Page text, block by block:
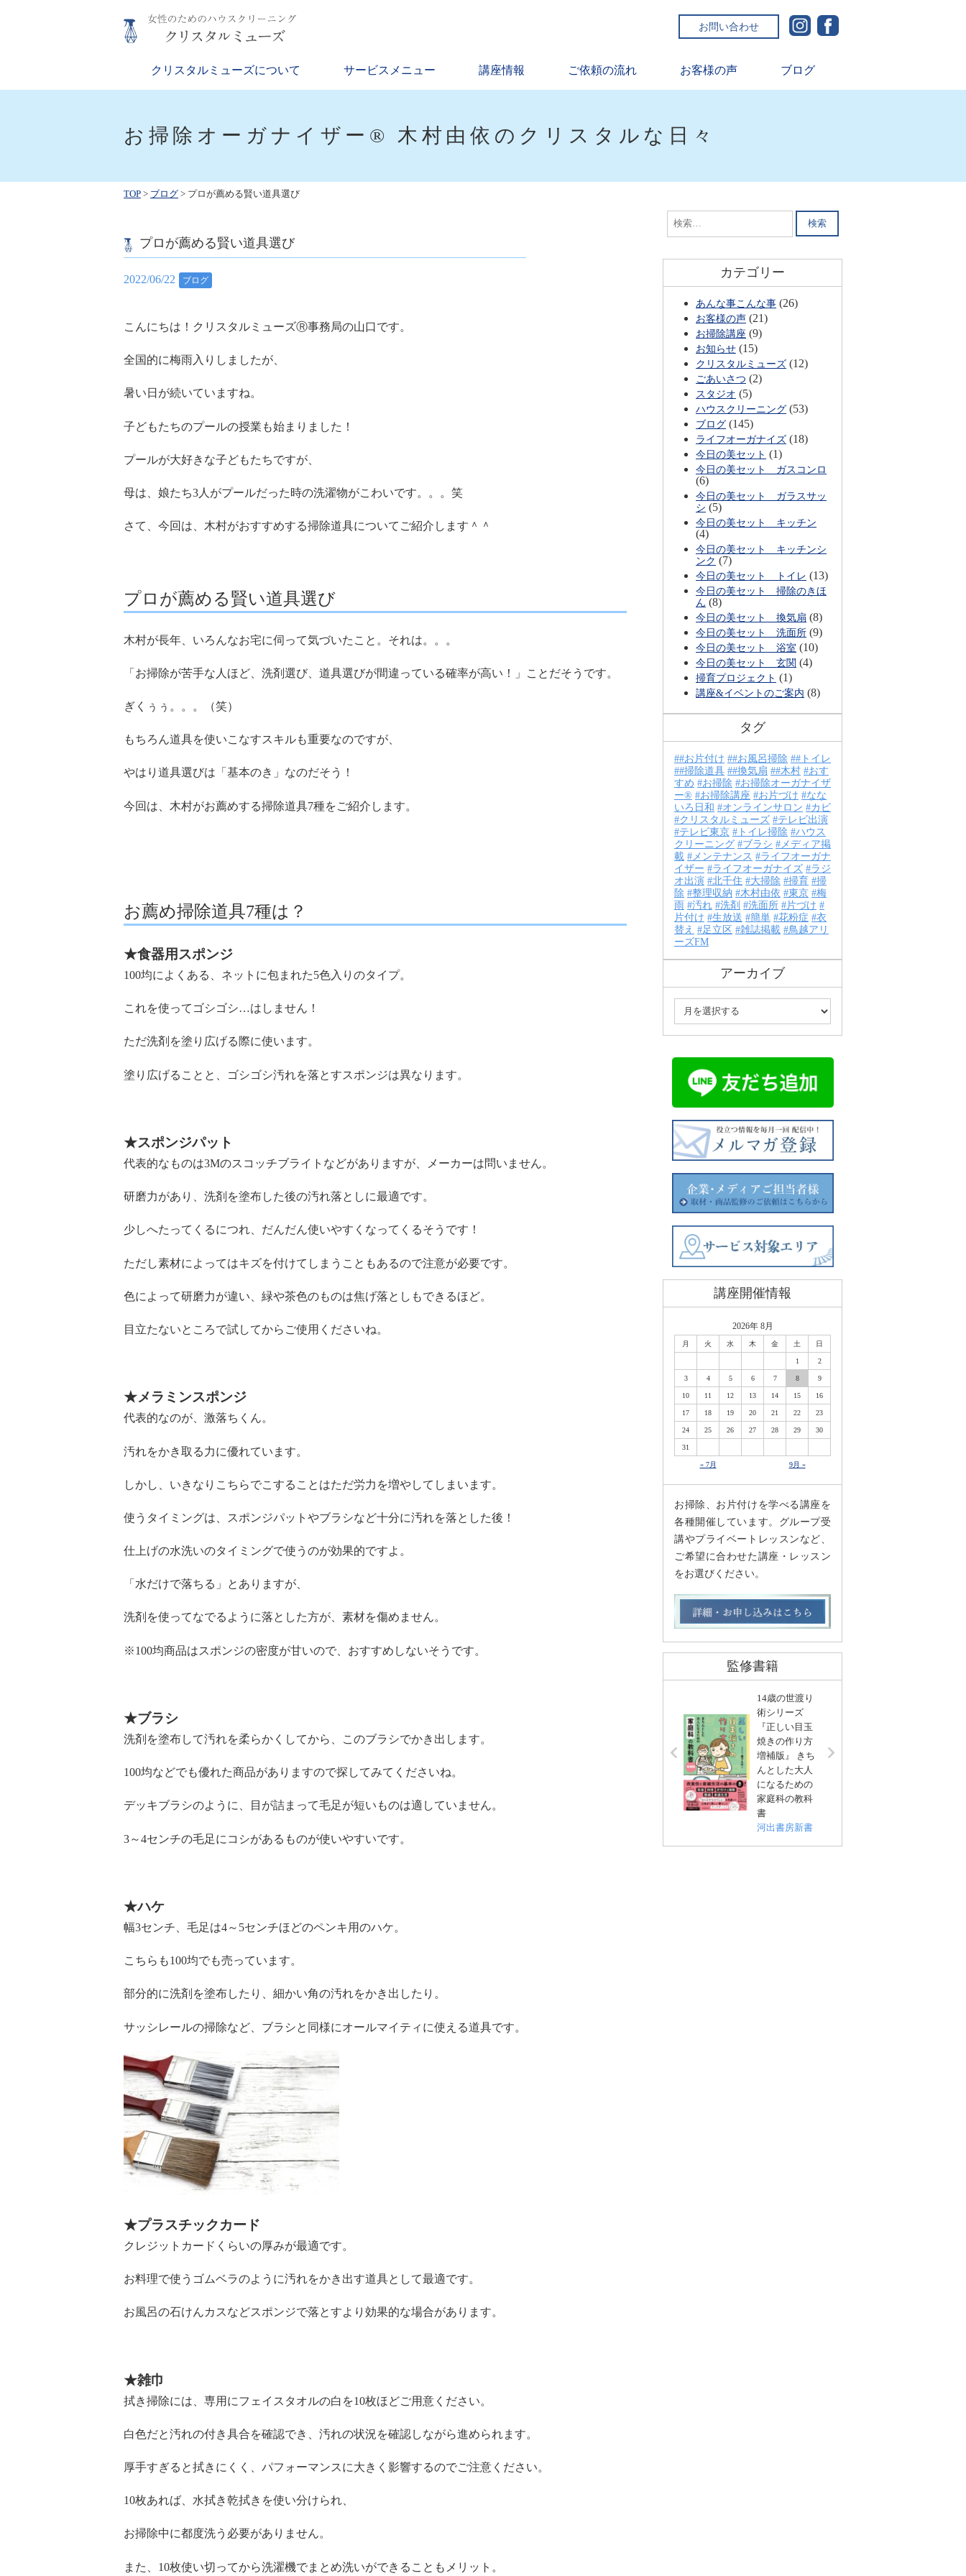
お問い合わせ
クリスタルミューズについて サービスメニュー 講座情報 ご依頼の流れ お客様の声 ブログ
お掃除オーガナイザー® 木村由依のクリスタルな日々
TOP > ブログ > プロが薦める賢い道具選び
プロが薦める賢い道具選び
2022/06/22 ブログ
こんにちは！クリスタルミューズⓇ事務局の山口です。
全国的に梅雨入りしましたが、
暑い日が続いていますね。
子どもたちのプールの授業も始まりました！
プールが大好きな子どもたちですが、
母は、娘たち3人がプールだった時の洗濯物がこわいです。。。笑
さて、今回は、木村がおすすめする掃除道具についてご紹介します＾＾
プロが薦める賢い道具選び
木村が長年、いろんなお宅に伺って気づいたこと。それは。。。
「お掃除が苦手な人ほど、洗剤選び、道具選びが間違っている確率が高い！」ことだそうです。
ぎくぅぅ。。。（笑）
もちろん道具を使いこなすスキルも重要なのですが、
やはり道具選びは「基本のき」なのだそう！
今回は、木村がお薦めする掃除道具7種をご紹介します。
お薦め掃除道具7種は？
★食器用スポンジ
100均によくある、ネットに包まれた5色入りのタイプ。
これを使ってゴシゴシ…はしません！
ただ洗剤を塗り広げる際に使います。
塗り広げることと、ゴシゴシ汚れを落とすスポンジは異なります。
★スポンジパット
代表的なものは3Mのスコッチブライトなどがありますが、メーカーは問いません。
研磨力があり、洗剤を塗布した後の汚れ落としに最適です。
少しへたってくるにつれ、だんだん使いやすくなってくるそうです！
ただし素材によってはキズを付けてしまうこともあるので注意が必要です。
色によって研磨力が違い、緑や茶色のものは焦げ落としもできるほど。
目立たないところで試してからご使用くださいね。
★メラミンスポンジ
代表的なのが、激落ちくん。
汚れをかき取る力に優れています。
しかし、いきなりこちらでこすることはただ労力を増やしてしまいます。
使うタイミングは、スポンジパットやブラシなど十分に汚れを落とした後！
仕上げの水洗いのタイミングで使うのが効果的ですよ。
「水だけで落ちる」とありますが、
洗剤を使ってなでるように落とした方が、素材を傷めません。
※100均商品はスポンジの密度が甘いので、おすすめしないそうです。
★ブラシ
洗剤を塗布して汚れを柔らかくしてから、このブラシでかき出します。
100均などでも優れた商品がありますので探してみてくださいね。
デッキブラシのように、目が詰まって毛足が短いものは適していません。
3～4センチの毛足にコシがあるものが使いやすいです。
★ハケ
幅3センチ、毛足は4～5センチほどのペンキ用のハケ。
こちらも100均でも売っています。
部分的に洗剤を塗布したり、細かい角の汚れをかき出したり。
サッシレールの掃除など、ブラシと同様にオールマイティに使える道具です。
★プラスチックカード
クレジットカードくらいの厚みが最適です。
お料理で使うゴムベラのように汚れをかき出す道具として最適です。
お風呂の石けんカスなどスポンジで落とすより効果的な場合があります。
★雑巾
拭き掃除には、専用にフェイスタオルの白を10枚ほどご用意ください。
白色だと汚れの付き具合を確認でき、汚れの状況を確認しながら進められます。
厚手すぎると拭きにくく、パフォーマンスに大きく影響するのでご注意ください。
10枚あれば、水拭き乾拭きを使い分けられ、
お掃除中に都度洗う必要がありません。
また、10枚使い切ってから洗濯機でまとめ洗いができることもメリット。
検
索:
カテゴリー
あんな事こんな事 (26)
お客様の声 (21)
お掃除講座 (9)
お知らせ (15)
クリスタルミューズ (12)
ごあいさつ (2)
スタジオ (5)
ハウスクリーニング (53)
ブログ (145)
ライフオーガナイズ (18)
今日の美セット (1)
今日の美セット ガスコンロ
(6)
今日の美セット ガラスサッ
シ (5)
今日の美セット キッチン
(4)
今日の美セット キッチンシ
ンク (7)
今日の美セット トイレ (13)
今日の美セット 掃除のきほ
ん (8)
今日の美セット 換気扇 (8)
今日の美セット 洗面所 (9)
今日の美セット 浴室 (10)
今日の美セット 玄関 (4)
掃育プロジェクト (1)
講座&イベントのご案内 (8)
タグ
#お片付け #お風呂掃除
#トイレ
#掃除道具
#換気扇 #木村
おす
すめ
お掃除
お掃除オーガナイザ
ー®
お掃除講座 お片づけ
なな
いろ日和
オンラインサロン
カビ
クリスタルミューズ
テレビ出演
テレビ東京
トイレ掃除
ハウス
クリーニング
ブラシ
メディア掲
載
メンテナンス
ライフオーガナ
イザー
ライフオーガナイズ
ラジ
オ出演
北千住 大掃除 掃育
掃
除
整理収納 木村由依 東京
梅
雨
汚れ 洗剤 洗面所
片づけ
片付け
生放送 簡単 花粉症
衣
替え
足立区 雑誌掲載
鳥越アリ
ーズFM
アーカイブ
講座開催情報
2026年 8月
月 火 水 木 金 土 日
1 2
3 4 5 6 7 8 9
10 11 12 13 14 15 16
17 18 19 20 21 22 23
24 25 26 27 28 29 30
31
« 7月 9月 »
お掃除、お片付けを学べる講座を
各種開催しています。グループ受
講やプライベートレッスンなど、
ご希望に合わせた講座・レッスン
をお選びください。
監修書籍
14歳の世渡り
術シリーズ
『正しい目玉
焼きの作り方
増補版』 きち
んとした大人
になるための
家庭科の教科
書
河出書房新書